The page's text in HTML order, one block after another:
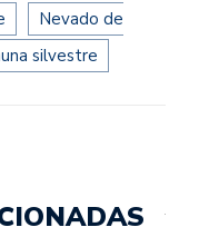
Nevado de
silvestre